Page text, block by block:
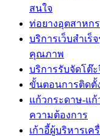
สนใจ
ท่อยางอุตสาหก
บริการเว็บสำเร็
คุณภาพ
บริการรับจัดโต๊
ขั้นตอนการติดตั้
แก้วกระดาษ-แ
ความต้องการ
เก้าอี้ผู้บริหารเ